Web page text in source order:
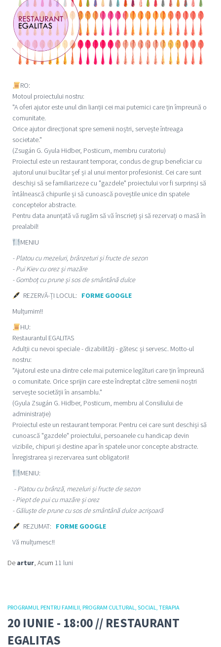
RO:
Motoul proiectului nostru:
"A oferi ajutor este unul din lianții cei mai puternici care țin împreună o
comunitate.
Orice ajutor direcționat spre semenii noștri, servește întreaga
societate."
(Zsugán G. Gyula Hidber, Posticum, membru curatoriu)
Proiectul este un restaurant temporar, condus de grup beneficiar cu
ajutorul unui bucătar șef și al unui mentor profesionist. Cei care sunt
deschiși să se familiarizeze cu "gazdele" proiectului vor fi surprinși să
întâlnească chipurile și să cunoască poveștile unice din spatele
conceptelor abstracte.
Pentru data anunțată vă rugăm să vă înscrieți și să rezervați o masă în
prealabil!
MENIU
- Platou cu mezeluri, brânzeturi și fructe de sezon
- Pui Kiev cu orez și mazăre
- Gomboț cu prune și sos de smântână dulce
REZERVĂ-ȚI LOCUL: FORME GOOGLE
Mulțumim!!
HU:
Restaurantul EGALITAS
Adulții cu nevoi speciale - dizabilități - gătesc și servesc. Motto-ul
nostru:
"Ajutorul este una dintre cele mai puternice legături care țin împreună
o comunitate. Orice sprijin care este îndreptat către semenii noștri
servește societății în ansamblu."
(Gyula Zsugán G. Hidber, Posticum, membru al Consiliului de
administrație)
Proiectul este un restaurant temporar. Pentru cei care sunt deschiși să
cunoască "gazdele" proiectului, persoanele cu handicap devin
vizibile, chipuri și destine apar în spatele unor concepte abstracte.
Înregistrarea și rezervarea sunt obligatorii!
MENIU:
- Platou cu brânză, mezeluri și fructe de sezon
- Piept de pui cu mazăre și orez
- Găluște de prune cu sos de smântână dulce acrișoară
REZUMAT: FORME GOOGLE
Vă mulțumesc!!
De artur, Acum 11 luni
PROGRAMUL PENTRU FAMILII PROGRAM CULTURAL SOCIAL TERAPIA
20 IUNIE - 18:00 // RESTAURANT
EGALITAS